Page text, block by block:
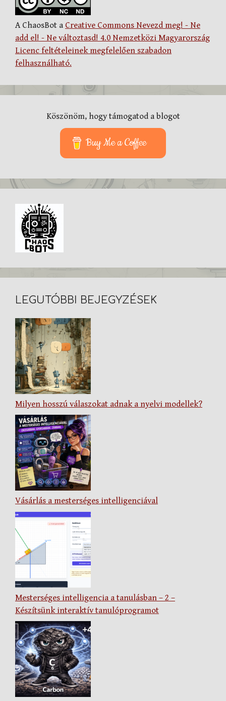
A ChaosBot a Creative Commons Nevezd meg! - Ne
add el! - Ne változtasd! 4.0 Nemzetközi Magyarország
Licenc feltételeinek megfelelően szabadon
felhasználható.
Köszönöm, hogy támogatod a blogot
Buy Me a Coffee
LEGUTÓBBI BEJEGYZÉSEK
Milyen hosszú válaszokat adnak a nyelvi modellek?
Vásárlás a mesterséges intelligenciával
Mesterséges intelligencia a tanulásban – 2 –
Készítsünk interaktív tanulóprogramot